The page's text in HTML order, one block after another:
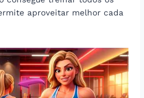
aproveitar melhor cada